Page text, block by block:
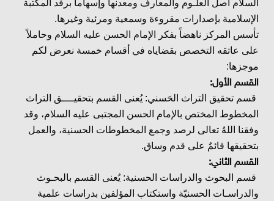
السلام أصل العلـوم والمعارف ومعدنها وإسهاماً برفد المكتبة
الإسلامية بإصدارات مقروءة وسمعية ومرئية وغيرها.
تأسس المركز ناهضاً بفكر الإمام الحسن عليه السلام وحاملاً
على عاتقه التخصص بقضاياه في أقسام خمسة نعرض لكم
موجزها:
القسم الأول:
قسم تحقيق التراث الحَسني: يُعنى القسم بتحقيــــق التراث
المخطوط المختص بالإمام الحسن المجتبى عليه السلام، وقد
وفقنا اللهُ تعالى لرصد وجمع المخطوطات الحسنية، والعمل
بتحقيقها قائمٌ على قدم وساق.
القسم الثاني:
قسم البحوث والدراسات الحسنية: يُعنى القسم بالبحـوث
والدراسـات الحسنيّة واستكتاب المؤلفين بدراسات علمية